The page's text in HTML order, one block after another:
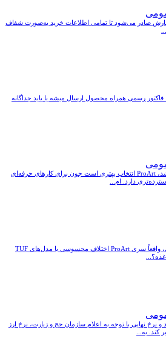
صادر می‌شود تا تمامی اطلاعات خرید به‌صورت شفاف
فاکتور رسمی همراه محصول ارسال میشه یا باید جداگانه
اگر دقت رنگ برایتان مهم باشد، ProArt انتخاب بهتری است چون برای کارهای حرفه‌ای
دارد. ام...
برای کارهای تدوین و طراحی، واقعاً سری ProArt اختلاف محسوسی با مدل‌های TUF
و نرخ نهایی با توجه به اعلام سازمان حج و زیارت، نرخ ارز
کند. به...